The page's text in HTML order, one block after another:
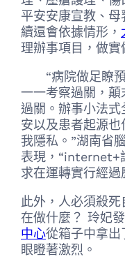
平安安康宣教、
續還會依據情形，
理辦事項目，做實
“病院做足瞭
一一考察過關，顛
過關。辦事小法
安以及患者起源
我隱私。”湖南省
表現，“internet+
求在運轉實行經過
此外，人必須殺
在做什麼？ 玲妃
中心從箱子中拿出
眼瞪著激烈。